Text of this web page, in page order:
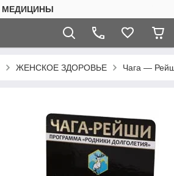
МЕДИЦИНЫ
ЖЕНСКОЕ ЗДОРОВЬЕ Чага —